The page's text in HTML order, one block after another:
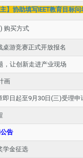
】协助填写IEET教育目标问
购买方式
游竞赛正式开放报名
，让创新走进产业现场
画
即日起至9月30日(三)受理申
告
学金征选